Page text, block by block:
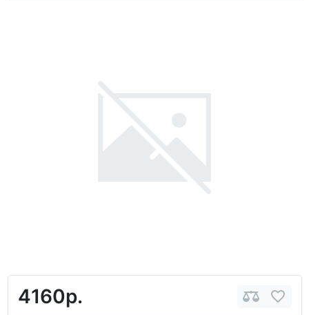
4160р.